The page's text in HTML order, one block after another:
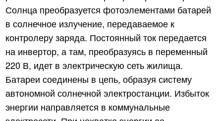
Солнца преобразуется фотоэлементами батарей
в солнечное излучение, передаваемое к
контролеру заряда. Постоянный ток передается
на инвертор, а там, преобразуясь в переменный
220 В, идет в электрическую сеть жилища.
Батареи соединены в цепь, образуя систему
автономной солнечной электростанции. Избыток
энергии направляется в коммунальные